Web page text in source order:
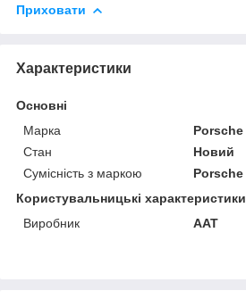
Приховати
Характеристики
Основні
Марка
Porsche
Стан
Новий
Сумісність з маркою
Porsche
Користувальницькі характеристики
Виробник
AAT